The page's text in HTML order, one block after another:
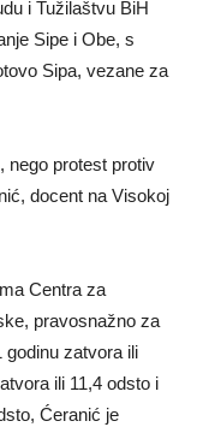
i Tužilaštvu BiH
Sipe i Obe, s
Sipa, vezane za
nego protest protiv
docent na Visokoj
Centra za
pravosnažno za
godinu zatvora ili
ili 11,4 odsto i
Ćeranić je